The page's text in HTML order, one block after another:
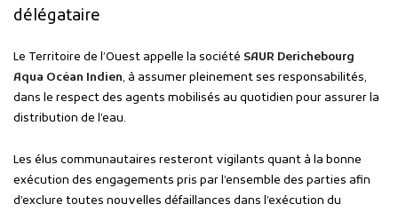
délégataire
Le Territoire de l’Ouest appelle la société SAUR Derichebourg
Aqua Océan Indien, à assumer pleinement ses responsabilités,
dans le respect des agents mobilisés au quotidien pour assurer la
distribution de l’eau.
Les élus communautaires resteront vigilants quant à la bonne
exécution des engagements pris par l’ensemble des parties afin
d’exclure toutes nouvelles défaillances dans l’exécution du